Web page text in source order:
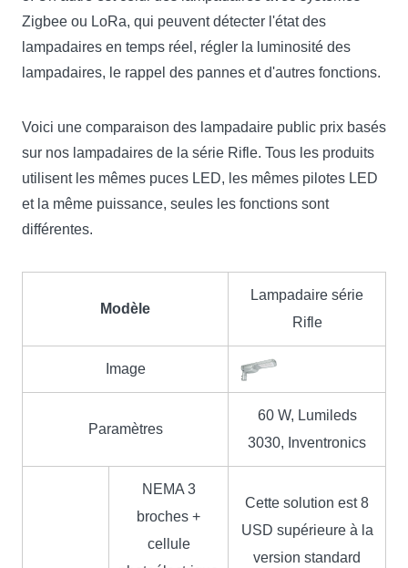
Zigbee ou LoRa, qui peuvent détecter l'état des
lampadaires en temps réel, régler la luminosité des
lampadaires, le rappel des pannes et d'autres fonctions.
Voici une comparaison des lampadaire public prix basés
sur nos lampadaires de la série Rifle. Tous les produits
utilisent les mêmes puces LED, les mêmes pilotes LED
et la même puissance, seules les fonctions sont
différentes.
Modèle
Lampadaire série
Rifle
Image
Paramètres
60 W, Lumileds
3030, Inventronics
NEMA 3
broches +
cellule
Cette solution est 8
USD supérieure à la
version standard